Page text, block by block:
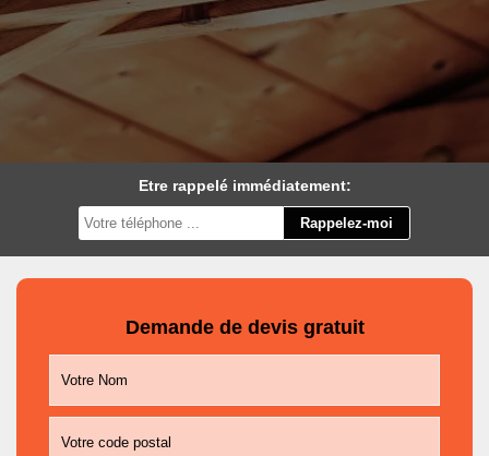
Etre rappelé immédiatement:
Demande de devis gratuit